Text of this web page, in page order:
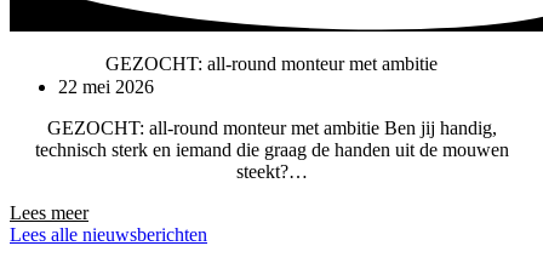
GEZOCHT: all-round monteur met ambitie
22 mei 2026
GEZOCHT: all-round monteur met ambitie Ben jij handig,
technisch sterk en iemand die graag de handen uit de mouwen
steekt?…
Lees meer
Lees alle nieuwsberichten